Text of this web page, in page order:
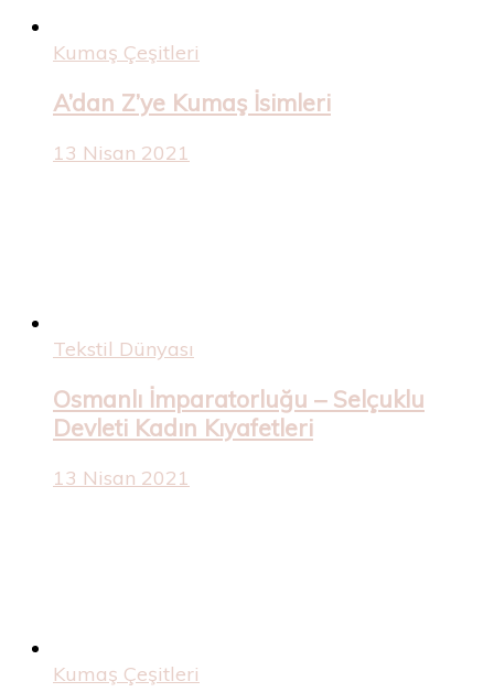
Kumaş Çeşitleri
A’dan Z’ye Kumaş İsimleri
13 Nisan 2021
Tekstil Dünyası
Osmanlı İmparatorluğu – Selçuklu
Devleti Kadın Kıyafetleri
13 Nisan 2021
Kumaş Çeşitleri